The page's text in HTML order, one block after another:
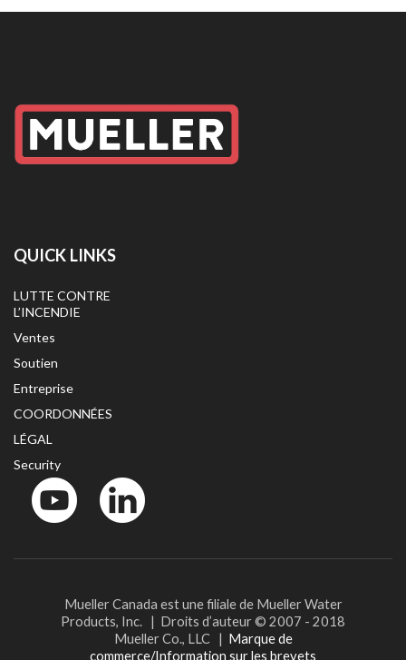
QUICK LINKS
LUTTE CONTRE
L’INCENDIE
Ventes
Soutien
Entreprise
COORDONNÉES
LÉGAL
Security
Mueller Canada est une filiale de Mueller Water
Products, Inc. | Droits d’auteur © 2007 - 2018
Mueller Co., LLC | Marque de
commerce/Information sur les brevets